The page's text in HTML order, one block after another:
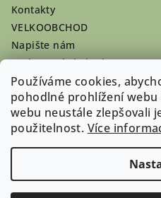
Používáme cookies,
pohodlné prohlížení webu
webu neustále zlepšovali
použitelnost. Více
Kontakty
VELKOOBCHOD
Napište nám
Hodnocení obchodu
Registrace se vyplatí!
Pamlsky na míru
Nepřevzaté dobírky
Copyright 2026